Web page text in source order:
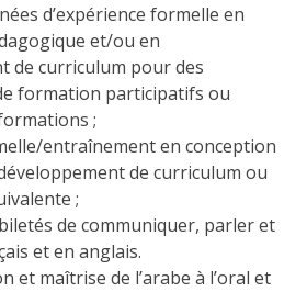
d’expérience formelle en
et/ou en
de curriculum pour des
formation participatifs ou
;
entraînement en conception
de curriculum ou
;
de communiquer, parler et
et en anglais.
et maîtrise de l’arabe à l’oral et